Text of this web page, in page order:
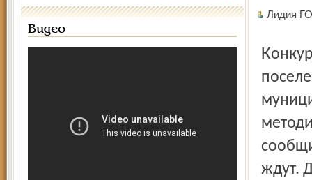
Видео
Лидия
Конкурс районный, будут представлены практически все
ждут.